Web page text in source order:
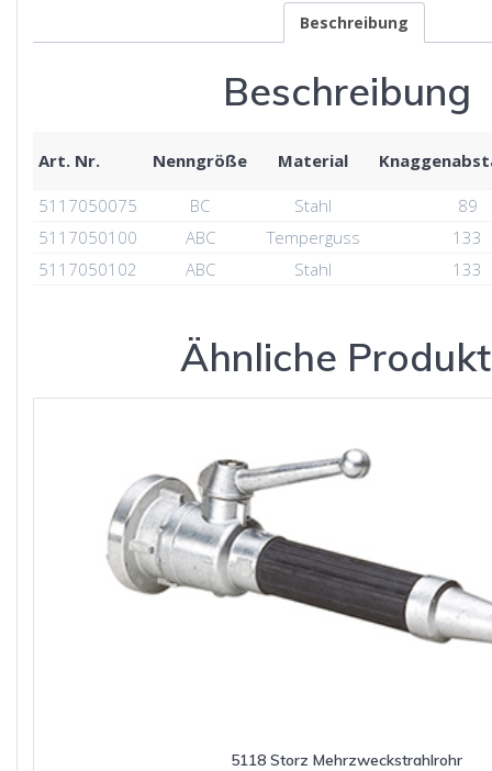
Beschreibung
Beschreibung
Art. Nr. Nenngröße Material
5117050075 BC Stahl
89
5117050100
ABC Temperguss
133
5117050102
ABC Stahl 133
Ähnliche
5118 Storz Mehrzweckstrahlrohr